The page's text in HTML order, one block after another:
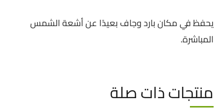
يحفظ في مكان بارد وجاف بعيدًا عن أشعة الشمس
المباشرة.
منتجات ذات صلة